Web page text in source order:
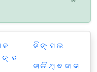
ଡିଙ୍ଗଲ
ଡାଳିମ୍ବଦାନା